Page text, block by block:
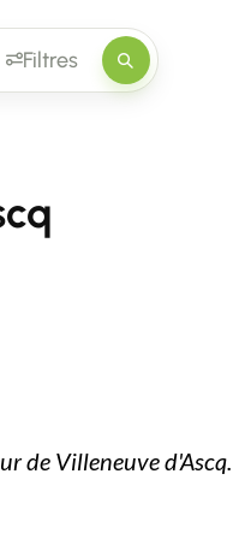
Filtres
de Villeneuve d'Ascq.